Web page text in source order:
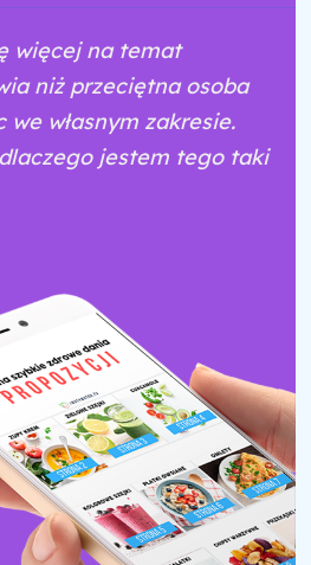
więcej na temat
niż przeciętna osoba
własnym zakresie.
jestem tego taki